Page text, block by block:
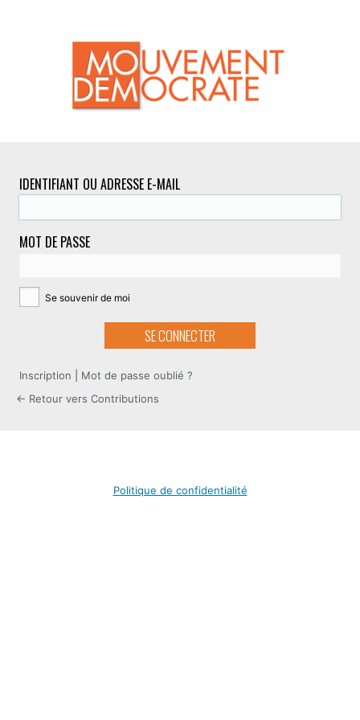
IDENTIFIANT OU ADRESSE E-MAIL
MOT DE PASSE
Se souvenir de moi
Inscription
Mot de passe oublié ?
← Retour vers Contributions
Politique de confidentialité